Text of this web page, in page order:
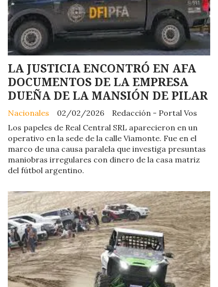
LA JUSTICIA ENCONTRÓ EN AFA
DOCUMENTOS DE LA EMPRESA
DUEÑA DE LA MANSIÓN DE PILAR
Redacción - Portal Vos
Nacionales
02/02/2026
Los papeles de Real Central SRL aparecieron en un
operativo en la sede de la calle Viamonte. Fue en el
marco de una causa paralela que investiga presuntas
maniobras irregulares con dinero de la casa matriz
del fútbol argentino.